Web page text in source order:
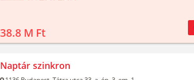
38.8 M Ft
Naptár szinkron